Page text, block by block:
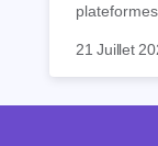
idées
Je vais
entendu)
21 Juillet